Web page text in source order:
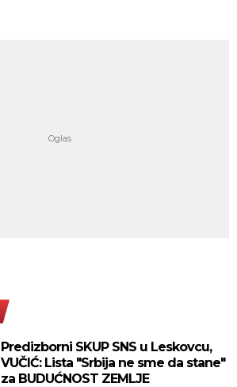
Predizborni SKUP SNS u Leskovcu,
VUČIĆ: Lista "Srbija ne sme da stane"
za BUDUĆNOST ZEMLJE